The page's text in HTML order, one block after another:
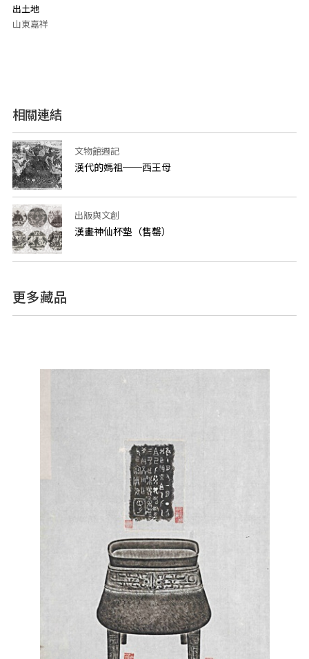
出土地
山東嘉祥
相關連結
文物館週記
漢代的媽祖──西王母
出版與文創
漢畫神仙杯墊（售罄）
更多藏品